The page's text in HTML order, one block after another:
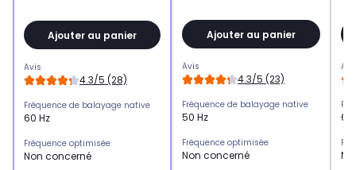
Ajouter au panier
Avis
4.3/5 (28)
Fréquence de balayage native
60 Hz
Fréquence optimisée
Non concerné
Ajouter au panier
Avis
4.3/5 (23)
Fréquence de balayage native
50 Hz
Fréquence optimisée
Non concerné
60